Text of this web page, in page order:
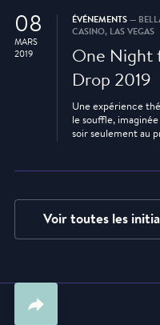
08
MARS
2019
ÉVÉNEMENTS —
CASINO, LAS VEGAS
One Night
Drop 2019
Une expérience
le souffle,
soir seulement au
Voir toutes les